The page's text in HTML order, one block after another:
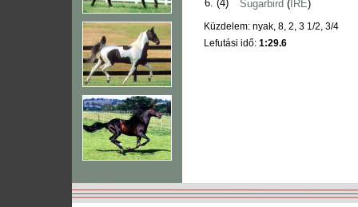
6. (4) Sugarbird ( IRE)
Küzdelem: nyak, 8, 2, 3 1/2, 3/4
Lefutási idő: 1:29.6